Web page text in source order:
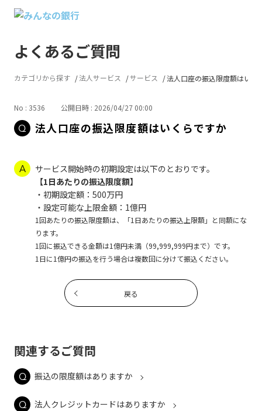
よくあるご質問
カテゴリから探す 法人サービス サービス 法人口座の振込限度額はいく
No : 3536 公開日時 : 2026/04/27 00:00
法人口座の振込限度額はいくらですか
サービス開始時の初期設定は以下のとおりです。
【1日あたりの振込限度額】
・初期設定額：500万円
・設定可能な上限金額：1億円
1回あたりの振込限度額は、「1日あたりの振込上限額」と同額にな
ります。
1回に振込できる金額は1億円未満（99,999,999円まで）です。
1日に1億円の振込を行う場合は複数回に分けて振込ください。
戻る
関連するご質問
振込の限度額はありますか
法人クレジットカードはありますか